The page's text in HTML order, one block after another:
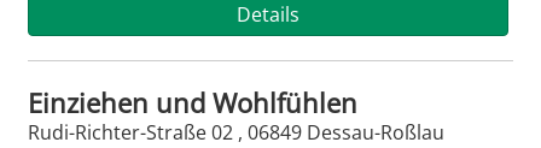
Details
Einziehen und Wohlfühlen
Rudi-Richter-Straße 02 , 06849 Dessau-Roßlau